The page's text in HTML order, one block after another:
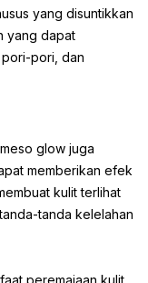
yang disuntikkan
yang dapat
pori, dan
glow juga
memberikan efek
kulit terlihat
tanda kelelahan
peremajaan kulit,